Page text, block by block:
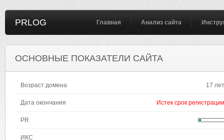
PRLOG Главная Анализ сайта
ОСНОВНЫЕ ПОКАЗАТЕЛИ САЙТА
Возраст домена 17 лет
Дата окончания Истек срок регистрации
PR
ИКС